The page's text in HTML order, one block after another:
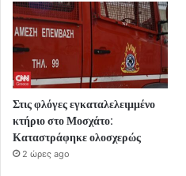
Στις φλόγες εγκαταλελειμμένο
κτήριο στο Μοσχάτο:
Καταστράφηκε ολοσχερώς
2 ώρες ago